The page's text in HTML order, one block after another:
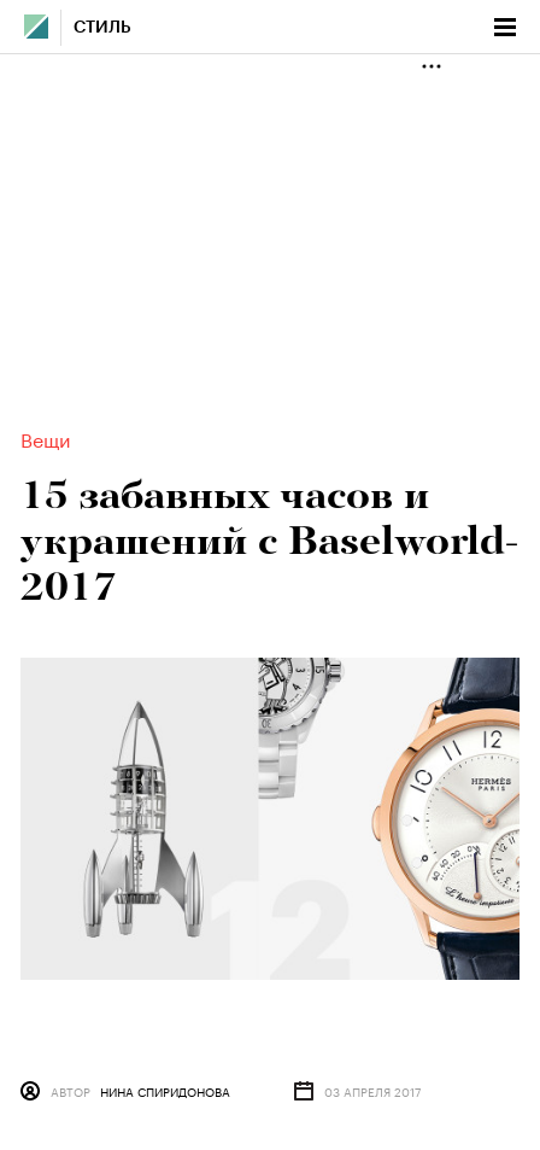
СТИЛЬ
Вещи
15 забавных часов и
украшений с Baselworld-
2017
АВТОР НИНА СПИРИДОНОВА 03 АПРЕЛЯ 2017